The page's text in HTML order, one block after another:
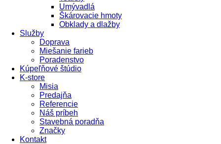
Umývadlá
Škárovacie hmoty
Obklady a dlažby
Služby
Doprava
Miešanie farieb
Poradenstvo
Kúpeľňové štúdio
K-store
Misia
Predajňa
Referencie
Náš príbeh
Stavebná poradňa
Značky
Kontakt